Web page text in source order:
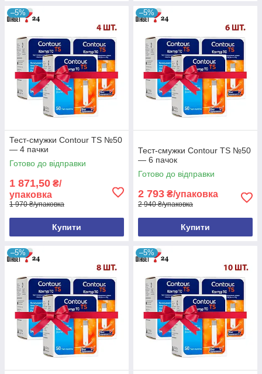
–5%
Тест-смужки Contour TS №50
— 4 пачки
Готово до відправки
1 871,50 ₴/
упаковка
1 970 ₴/упаковка
Купити
–5%
Тест-смужки Contour TS №50
— 6 пачок
Готово до відправки
2 793 ₴/упаковка
2 940 ₴/упаковка
Купити
–5% –5%